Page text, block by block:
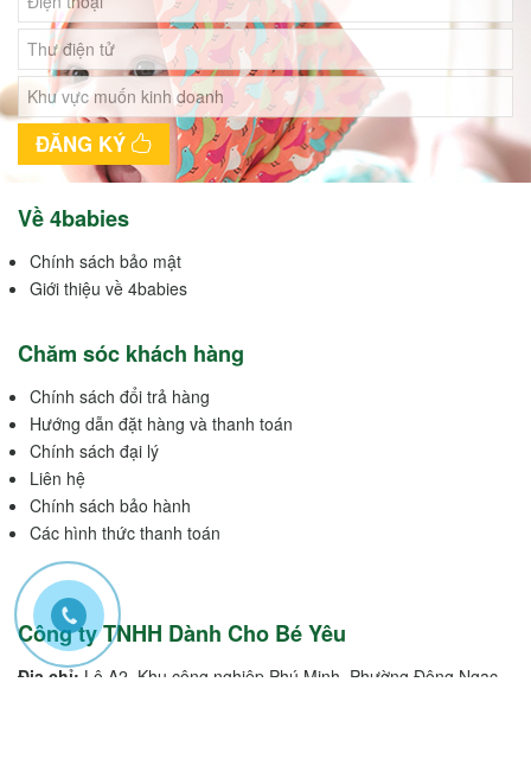
ĐĂNG KÝ
Về 4babies
Chính sách bảo mật
Giới thiệu về 4babies
Chăm sóc khách hàng
Chính sách đổi trả hàng
Hướng dẫn đặt hàng và thanh toán
Chính sách đại lý
Liên hệ
Chính sách bảo hành
Các hình thức thanh toán
Công ty TNHH Dành Cho Bé Yêu
Địa chỉ: Lô A2, Khu công nghiệp Phú Minh, Phường Đông Ngạc,